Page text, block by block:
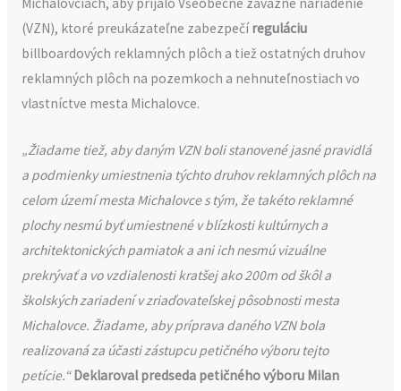
(VZN), ktoré preukázateľne zabezpečíreguláciu
billboardových reklamných plôch a tiež ostatných druhov
reklamných plôch na pozemkoch a nehnuteľnostiach vo
vlastníctve mesta Michalovce.
„Žiadame tiež, aby daným VZN boli stanovené jasné pravidlá
a podmienky umiestnenia týchto druhov reklamných plôch na
celom území mesta Michalovce s tým, že takéto reklamné
plochy nesmú byť umiestnené v blízkosti kultúrnych a
architektonických pamiatok a ani ich nesmú vizuálne
prekrývať a vo vzdialenosti kratšej ako 200m od škôl a
školských zariadení v zriaďovateľskej pôsobnosti mesta
Michalovce. Žiadame, aby príprava daného VZN bola
realizovaná za účasti zástupcu petičného výboru tejto
petície.“ Deklaroval predseda petičného výboru Milan